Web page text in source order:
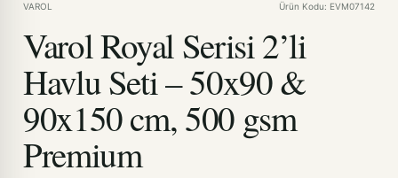
VAROL Ürün Kodu: EVM07142
Varol Royal Serisi 2’li
Havlu Seti – 50x90 &
90x150 cm, 500 gsm
Premium